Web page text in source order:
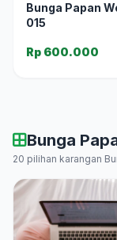
Bunga Papan
015
Rp 600.000
Bunga
20 pilihan karangan